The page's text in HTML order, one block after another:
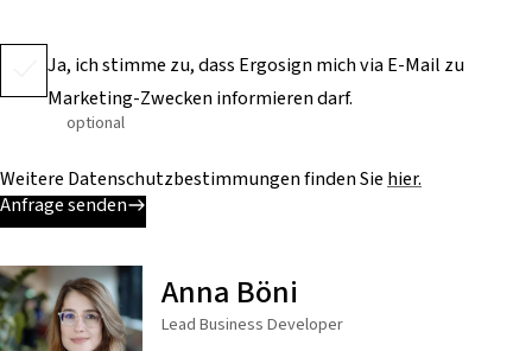
Ja, ich stimme zu, dass Ergosign mich via E-Mail zu
Marketing-Zwecken informieren darf.
optional
Weitere Datenschutzbestimmungen finden Sie hier.
Anfrage senden
Anna Böni
Lead Business Developer